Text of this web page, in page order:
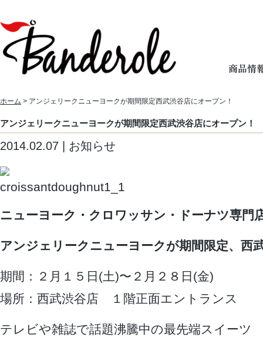
ホーム > アンジェリークニューヨークが期間限定西武渋谷店にオープン！
アンジェリークニューヨークが期間限定西武渋谷店にオープン！
2014.02.07 | お知らせ
ニューヨーク・クロワッサン・ドーナツ専門
アンジェリークニューヨークが期間限定、西
期間：２月１５日(土)〜２月２８日(金)
場所：西武渋谷店 １階正面エントランス
テレビや雑誌で話題沸騰中の最先端スイーツ